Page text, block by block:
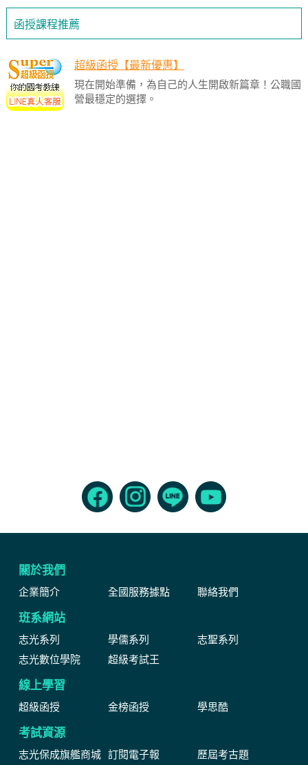
函授課程推薦
超級函授【最新優惠】
現在開始準備，為自己的人生開啟新篇章！公職國
營最穩定的選擇。
關於我們
企業簡介 全國服務據點 聯絡我們
班系網站
志光系列 學儒系列
志聖系列
志光數位學院
超級考試王
線上學習
超級函授 金榜函授 學思酷
考試資源
志光保成旗艦商城 訂閱電子報 歷屆考古題